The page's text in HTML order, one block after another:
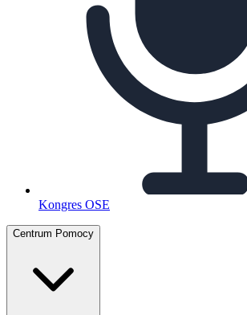
Kongres OSE
Centrum Pomocy